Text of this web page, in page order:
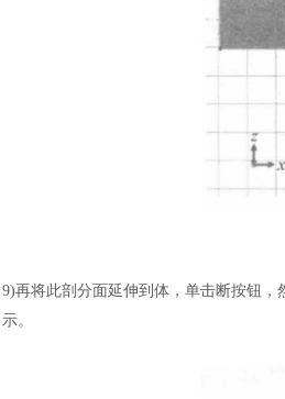
9)再将此剖分面延伸到体，单击断按钮
示。